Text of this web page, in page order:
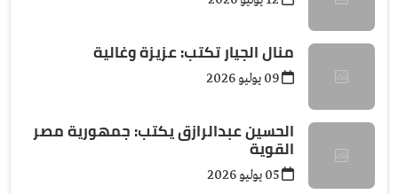
منال الجيار تكتب: عزيزة وغالية
الحسين عبدالرازق يكتب: جمهورية مصر
القوية